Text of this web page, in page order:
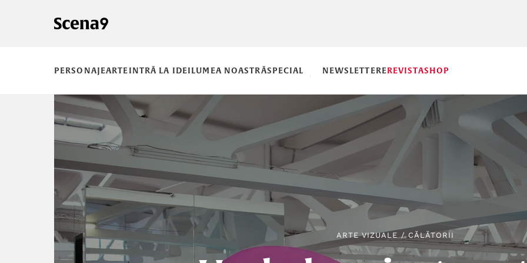
PERSONAJEARTEINTRĂ LA IDEILUMEA NOASTRĂSPECIAL NEWSLETTEREREVISTASHOP
ARTE VIZUALE/CĂLĂTORII